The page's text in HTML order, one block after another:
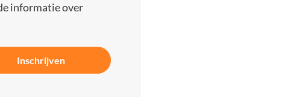
informatie over
Inschrijven